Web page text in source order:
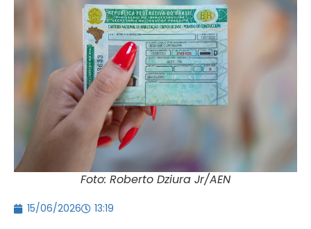
Foto: Roberto Dziura Jr/AEN
15/06/2026 13:19